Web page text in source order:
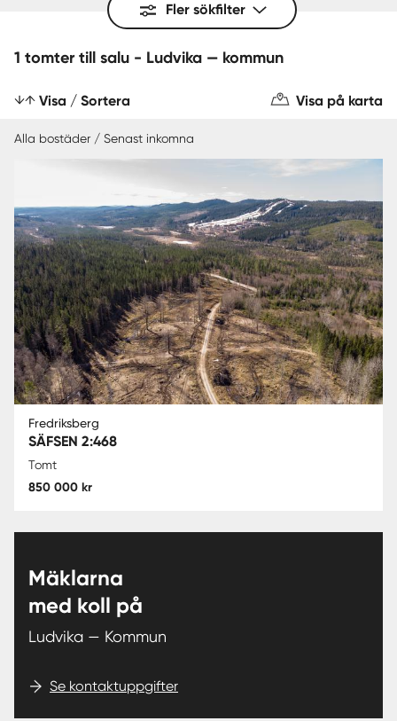
Fler sökfilter
1 tomter till salu - Ludvika — kommun
Visa / Sortera Visa på karta
Alla bostäder / Senast inkomna
Fredriksberg
SÄFSEN 2:468
Tomt
850 000 kr
Mäklarna
med koll på
Ludvika — Kommun
Se kontaktuppgifter